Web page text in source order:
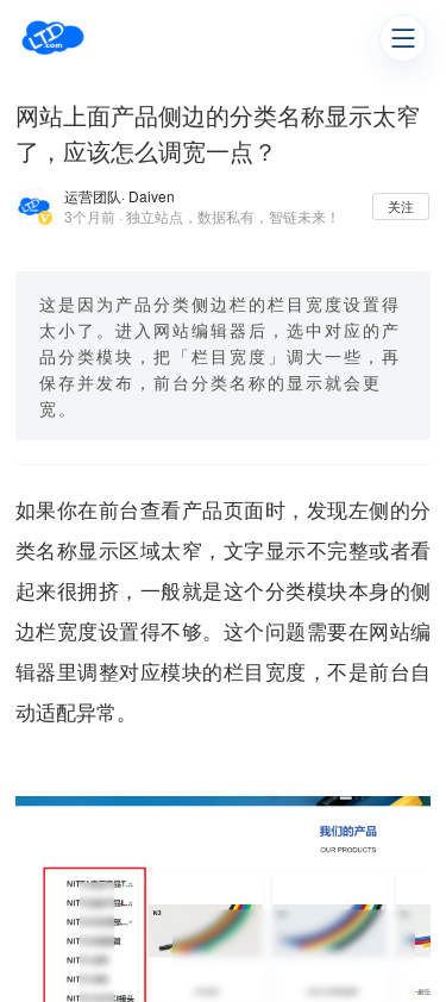
网站上面产品侧边的分类名称显示太窄
了，应该怎么调宽一点？
运营团队· Daiven
3个月前 · 独立站点，数据私有，智链未来！
关注
这是因为产品分类侧边栏的栏目宽度设置得
太小了。进入网站编辑器后，选中对应的产
品分类模块，把「栏目宽度」调大一些，再
保存并发布，前台分类名称的显示就会更
宽。
如果你在前台查看产品页面时，发现左侧的分
类名称显示区域太窄，文字显示不完整或者看
起来很拥挤，一般就是这个分类模块本身的侧
边栏宽度设置得不够。这个问题需要在网站编
辑器里调整对应模块的栏目宽度，不是前台自
动适配异常。